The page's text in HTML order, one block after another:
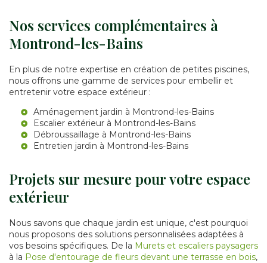
Nos services complémentaires à
Montrond-les-Bains
En plus de notre expertise en création de petites piscines,
nous offrons une gamme de services pour embellir et
entretenir votre espace extérieur :
Aménagement jardin à Montrond-les-Bains
Escalier extérieur à Montrond-les-Bains
Débroussaillage à Montrond-les-Bains
Entretien jardin à Montrond-les-Bains
Projets sur mesure pour votre espace
extérieur
Nous savons que chaque jardin est unique, c'est pourquoi
nous proposons des solutions personnalisées adaptées à
vos besoins spécifiques. De la Murets et escaliers paysagers
à la Pose d'entourage de fleurs devant une terrasse en bois,